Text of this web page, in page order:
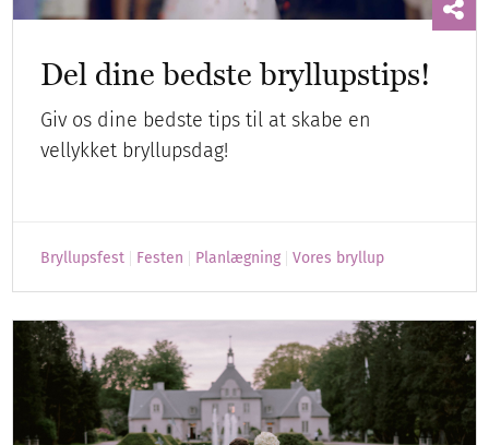
Del dine bedste bryllupstips!
Giv os dine bedste tips til at skabe en
vellykket bryllupsdag!
Bryllupsfest Festen Planlægning Vores bryllup